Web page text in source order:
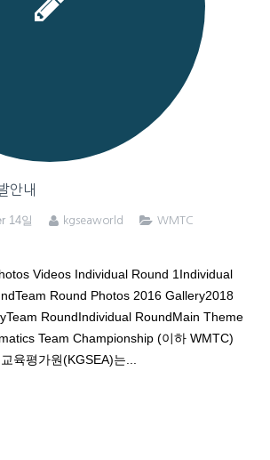
안내
14일 kgseaworld
WMTC
Videos Individual Round 1Individual
Round Photos 2016 Gallery2018
RoundIndividual RoundMain Theme
Team Championship (이하 WMTC)
육평가원(KGSEA)는...